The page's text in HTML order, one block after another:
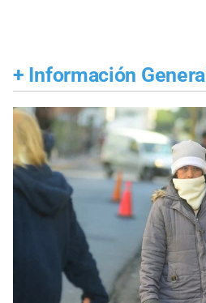
+ Información General